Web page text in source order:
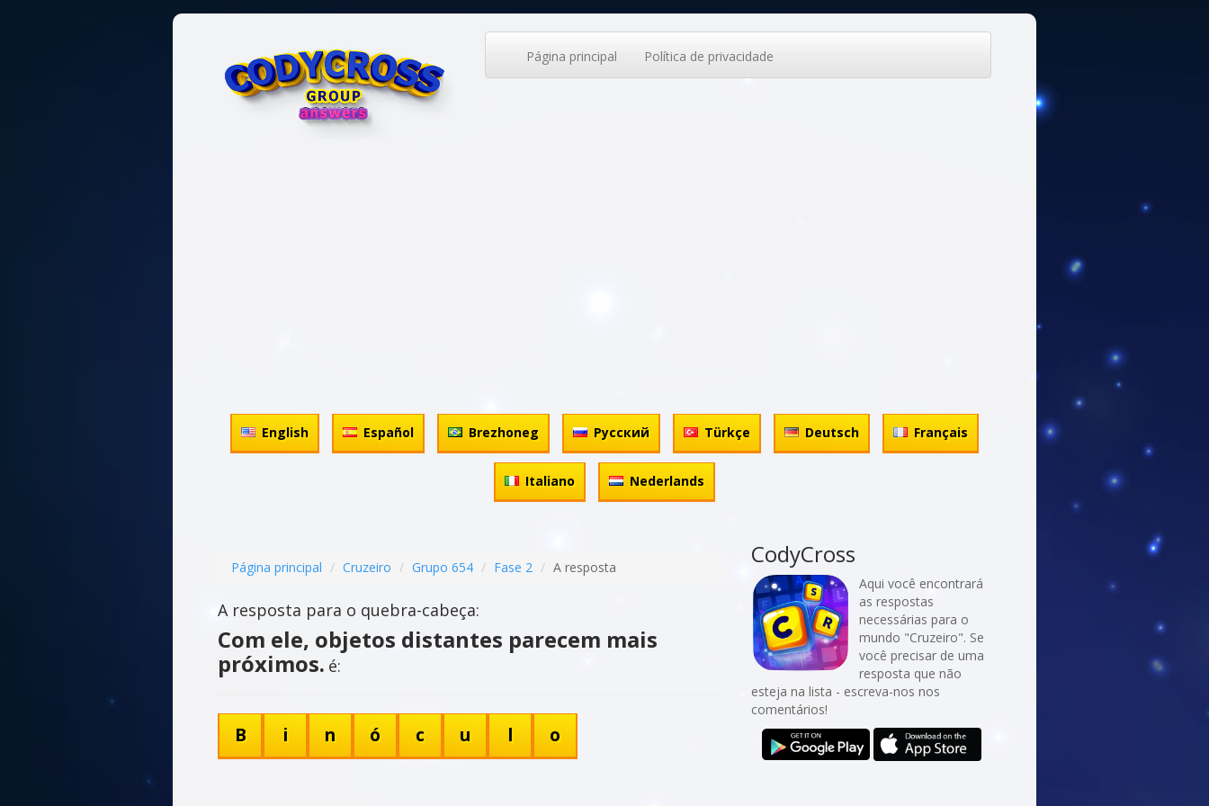
Página principal Política de privacidade
English Español Brezhoneg Русский Türkçe Deutsch Français
Italiano Nederlands
Página principal Cruzeiro Grupo 654 Fase 2 A resposta
A resposta para o quebra-cabeça:
Com ele, objetos distantes parecem mais
próximos. é:
B i n ó c u l o
CodyCross
Aqui você encontrará
as respostas
necessárias para o
mundo "Cruzeiro". Se
você precisar de uma
resposta que não
esteja na lista - escreva-nos nos
comentários!